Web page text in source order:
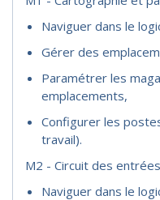
Naviguer dans le
Gérer des
Paramétrer les
emplacements,
Configurer les
travail).
M2 - Circuit des entrées
Naviguer dans le